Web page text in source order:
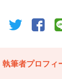
twitter
執筆者プロフィ